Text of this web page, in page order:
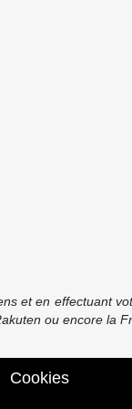
et en effectuant
ou encore la
Cookies